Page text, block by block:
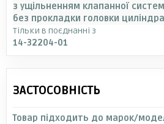
з ущільненням клапанної
без прокладки головки циліндра
Тільки в поєднанні з
14-32204-01
ЗАСТОСОВНІСТЬ
Товар підходить до марок/